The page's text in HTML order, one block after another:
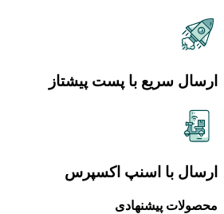
ارسال سریع با پست پیشتاز
ارسال با اسنپ اکسپرس
محصولات پیشنهادی